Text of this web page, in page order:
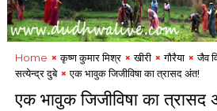
Home कृष्ण कुमार मिश्र खीरी गौरैया जैव
सत्येन्द्र दुबे
एक भावुक जिजीविषा का त्रासद अंत!
एक भावुक जिजीविषा का त्रासद